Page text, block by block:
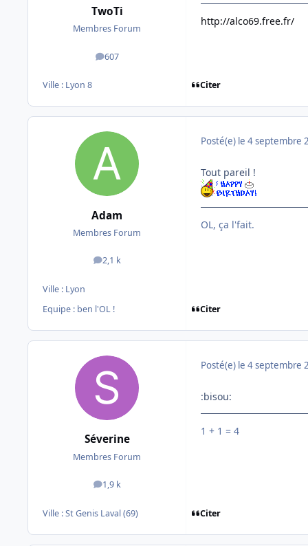
TwoTi
Membres Forum
607
messages
Ville : Lyon 8
http://alco69.free.fr/
Citer
Adam
Membres Forum
2,1 k
messages
Ville : Lyon
Equipe : ben l'OL !
Posté(e) le 4 septembre
Tout pareil !
OL, ça l'fait.
Citer
Séverine
Membres Forum
1,9 k
messages
Ville :St Genis Laval (69)
Posté(e) le 4 septembre
:bisou:
1 + 1 = 4
Citer